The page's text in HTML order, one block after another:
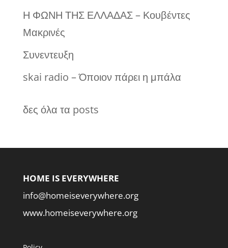
Η ΦΩΝΗ ΤΗΣ ΕΛΛΑΔΑΣ – Κουβέντες
Μακρινές
Συνεντευξη
skai radio – Όποιον πάρει η μπάλα
δες όλα τα posts
HOME IS EVERYWHERE
info@homeiseverywhere.org
www.homeiseverywhere.org